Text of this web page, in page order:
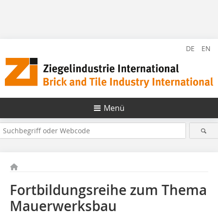
DE EN
Menü
Fortbildungsreihe zum Thema
Mauerwerksbau